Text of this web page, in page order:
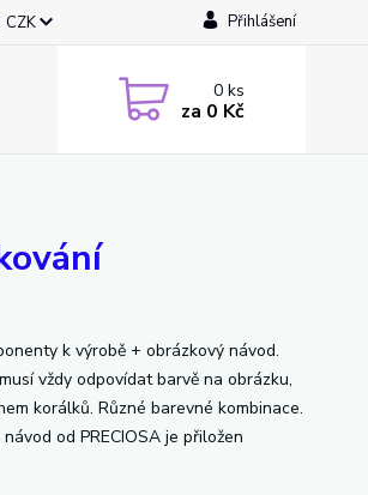
CZK Přihlášení
0ks
za 0 Kč
k výrobě + obrázkový návod.
vždy odpovídat barvě na obrázku,
korálků. Různé barevné kombinace.
od PRECIOSA je přiložen